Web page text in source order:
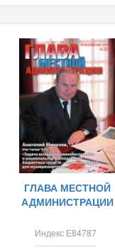
ГЛАВА МЕСТНОЙ
АДМИНИСТРАЦИИ
Индекс Е84787